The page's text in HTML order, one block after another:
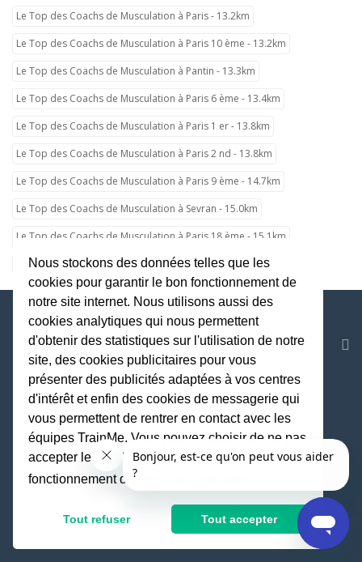
Le Top des Coachs de Musculation à Paris - 13.2km
Le Top des Coachs de Musculation à Paris 10 ème - 13.2km
Le Top des Coachs de Musculation à Pantin - 13.3km
Le Top des Coachs de Musculation à Paris 6 ème - 13.4km
Le Top des Coachs de Musculation à Paris 1 er - 13.8km
Le Top des Coachs de Musculation à Paris 2 nd - 13.8km
Le Top des Coachs de Musculation à Paris 9 ème - 14.7km
Le Top des Coachs de Musculation à Sevran - 15.0km
Le Top des Coachs de Musculation à Paris 18 ème - 15.1km
Le Top des Coachs de Musculation à Paris 7 ème - 15.1km
LIENS UTILES
TRAINME POUR LES ENTREPRISES
DEVENIR COACH TRAINME
LES CARTES CADEAUX
LES POINTS TRAINME
LE PROGRAMME DE PARRAINAGE
FAQ
PARTENARIAT
Nous stockons des données telles que les
cookies pour garantir le bon fonctionnement de
notre site internet. Nous utilisons aussi des
cookies analytiques qui nous permettent
d'obtenir des statistiques sur l'utilisation de notre
site, des cookies publicitaires pour vous
présenter des publicités adaptées à vos centres
d'intérêt et enfin des cookies de messagerie qui
vous permettent de rentrer en contact avec les
équipes TrainMe. Vous pouvez choisir de ne pas
accepter les cookies non indispensables au
fonctionnement du site.
Tout refuser Tout accepter